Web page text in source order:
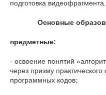
подготовка видеофрагмента.
Основные
предметные:
- освоение понятий
через призму
программных кодов;